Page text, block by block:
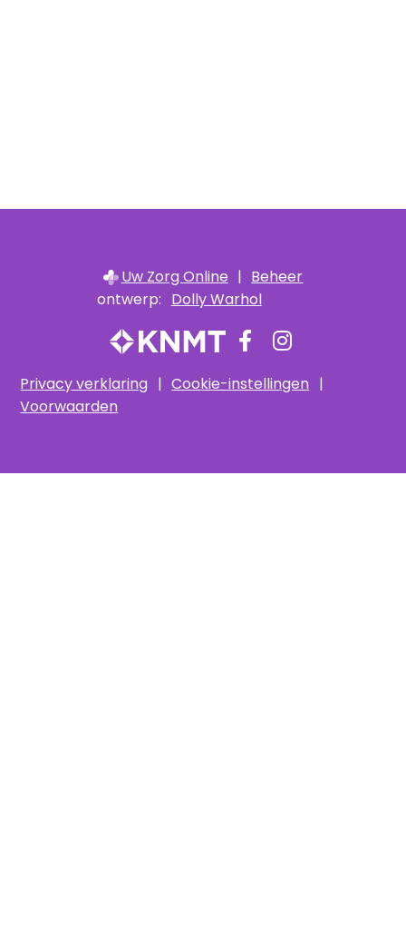
Uw Zorg Online | Beheer
ontwerp: Dolly Warhol
Bezoek
onze
Bezoek
onze
Privacy verklaring | Cookie-instellingen |
Voorwaarden